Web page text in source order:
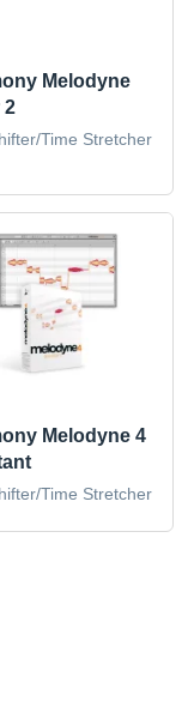
Melodyne
2
Time Stretcher
Melodyne 4
Time Stretcher